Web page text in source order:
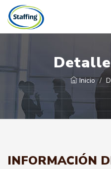
Inicio
INFORMACIÓN